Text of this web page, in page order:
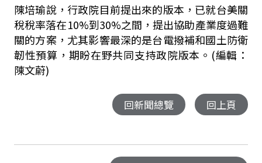
陳培瑜說，行政院目前提出來的版本，已就台美關
稅稅率落在10%到30%之間，提出協助產業度過難
關的方案，尤其影響最深的是台電撥補和國土防衛
韌性預算，期盼在野共同支持政院版本。(編輯：
陳文蔚)
回新聞總覽 回上頁